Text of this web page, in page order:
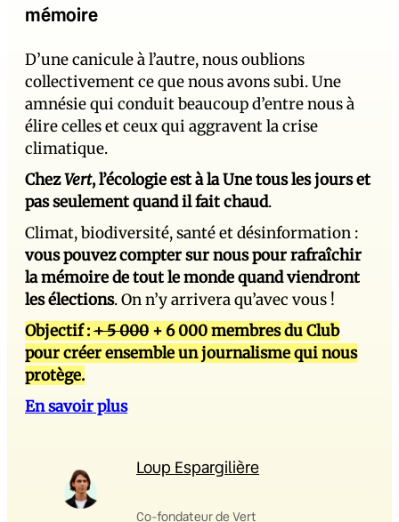
mémoire
D’une canicule à l’autre, nous oublions
collectivement ce que nous avons subi. Une
amnésie qui conduit beaucoup d’entre nous à
élire celles et ceux qui aggravent la crise
climatique.
ChezVert, l’écologie est à la Une tous les jours et
pas seulement quand il fait chaud.
Climat, biodiversité, santé et désinformation :
vous pouvez compter sur nous pour rafraîchir
la mémoire de tout le monde quand viendront
les élections. On n’y arrivera qu’avec vous !
Objectif :+ 5 000 + 6 000 membres du Club
pour créer ensemble un journalisme qui nous
protège.
En savoir plus
Loup Espargilière
Co-fondateur de Vert